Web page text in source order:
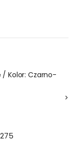
/ Kolor: Czarno-
>